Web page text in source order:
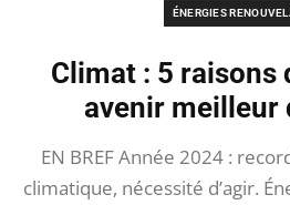
ÉNERGIES
Climat : 5 raisons
avenir meilleur
EN BREF Année 2024 :
climatique, nécessité d’agir.